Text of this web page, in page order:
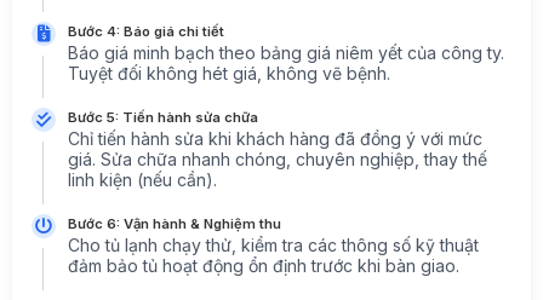
Bước 4: Báo giá chi tiết
Báo giá minh bạch theo bảng giá niêm yết của công ty.
Tuyệt đối không hét giá, không vẽ bệnh.
Bước 5: Tiến hành sửa chữa
Chỉ tiến hành sửa khi khách hàng đã đồng ý với mức
giá. Sửa chữa nhanh chóng, chuyên nghiệp, thay thế
linh kiện (nếu cần).
Bước 6: Vận hành & Nghiệm thu
Cho tủ lạnh chạy thử, kiểm tra các thông số kỹ thuật
đảm bảo tủ hoạt động ổn định trước khi bàn giao.